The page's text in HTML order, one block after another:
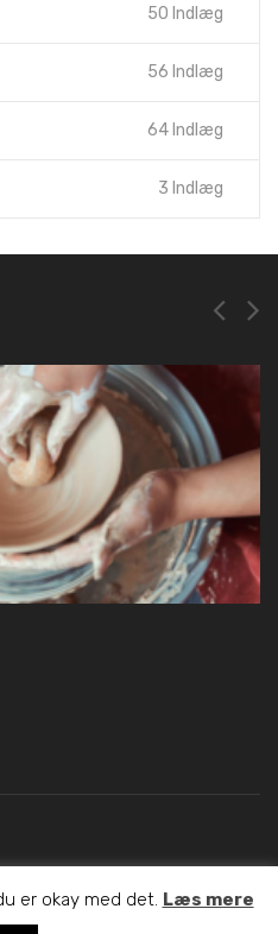
50 Indlæg
56 Indlæg
64 Indlæg
3 Indlæg
HOS LEI REGISTER
er okay med det. Læs mere